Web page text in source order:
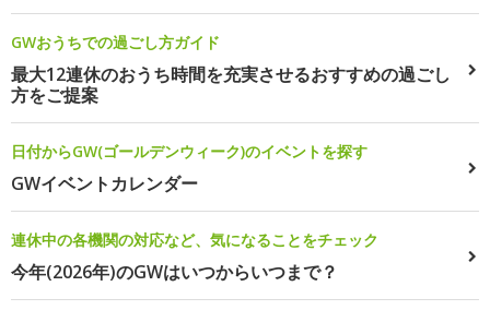
GWおうちでの過ごし方ガイド
最大12連休のおうち時間を充実させるおすすめの過ごし
方をご提案
日付からGW(ゴールデンウィーク)のイベントを探す
GWイベントカレンダー
連休中の各機関の対応など、気になることをチェック
今年(2026年)のGWはいつからいつまで？